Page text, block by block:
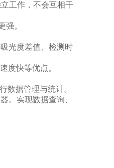
工作，不会互相干
强。
光度差值、检测时
度快等优点。
数据管理与统计。
。实现数据查询、